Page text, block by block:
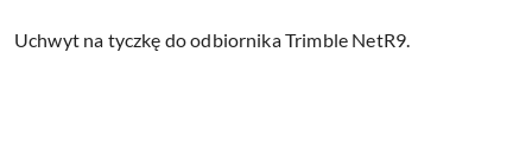
Uchwyt na tyczkę do odbiornika Trimble NetR9.